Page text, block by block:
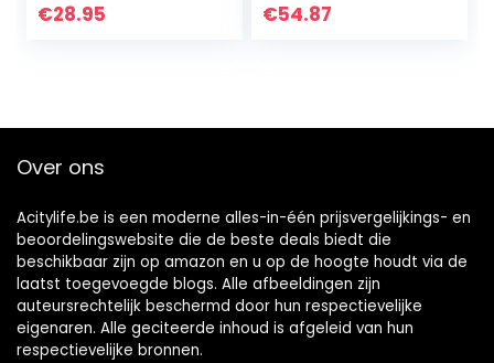
€28.95 €54.87
Over ons
Acitylife.be is een moderne alles-in-één prijsvergelijkings- en
beoordelingswebsite die de beste deals biedt die
beschikbaar zijn op amazon en u op de hoogte houdt via de
laatst toegevoegde blogs. Alle afbeeldingen zijn
auteursrechtelijk beschermd door hun respectievelijke
eigenaren. Alle geciteerde inhoud is afgeleid van hun
respectievelijke bronnen.